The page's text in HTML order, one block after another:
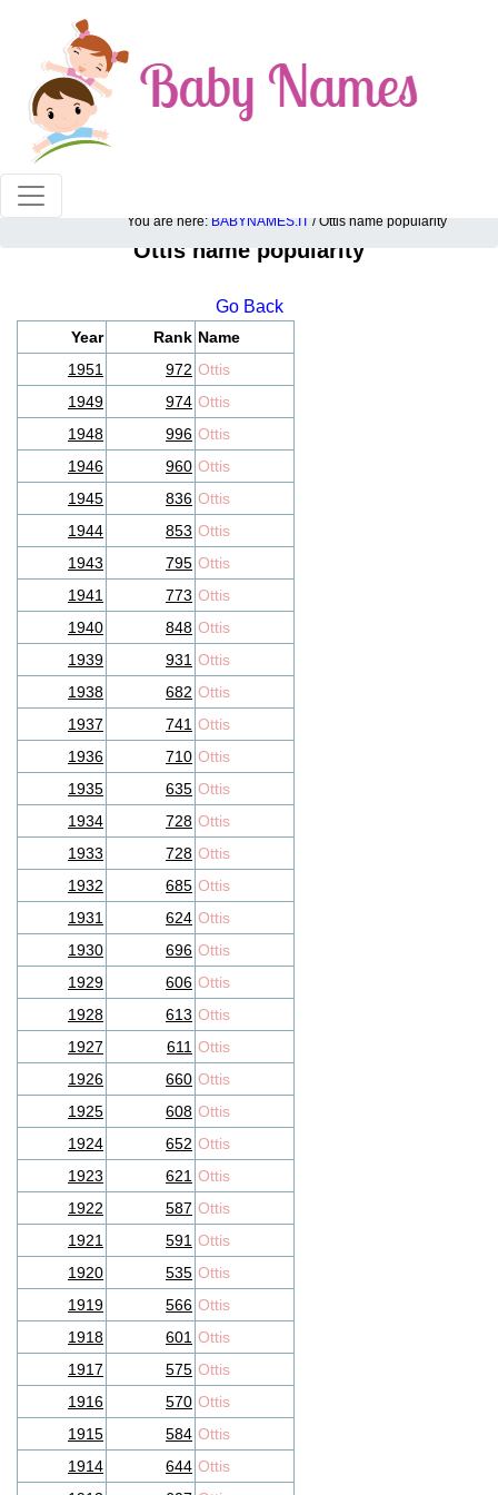
100% American popular baby names!
You are here: BABYNAMES.IT / Ottis name popularity
Ottis name popularity
Go Back
Year Rank Name
1951
972 Ottis
1949
974 Ottis
1948
996 Ottis
1946
960 Ottis
1945
836 Ottis
1944
853 Ottis
1943
795 Ottis
1941
773 Ottis
1940
848 Ottis
1939
931 Ottis
1938
682 Ottis
1937
741 Ottis
1936
710 Ottis
1935
635 Ottis
1934
728 Ottis
1933
728 Ottis
1932
685 Ottis
1931
624 Ottis
1930
696 Ottis
1929
606 Ottis
1928
613 Ottis
1927
611 Ottis
1926
660 Ottis
1925
608 Ottis
1924
652 Ottis
1923
621 Ottis
1922
587 Ottis
1921
591 Ottis
1920
535 Ottis
1919
566 Ottis
1918
601 Ottis
1917
575 Ottis
1916
570 Ottis
1915
584 Ottis
1914
644 Ottis